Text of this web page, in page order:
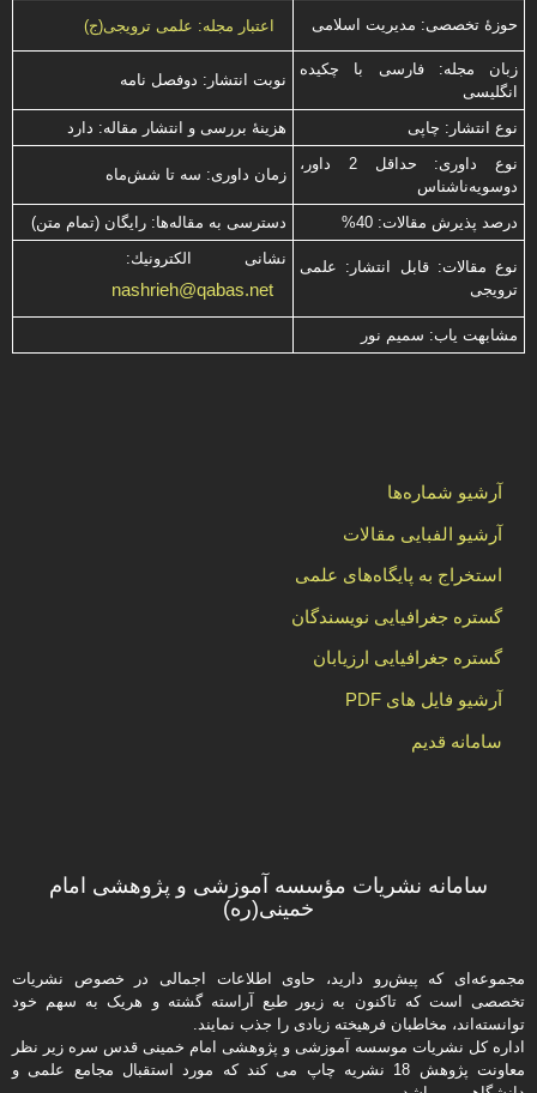
حوزۀ تخصصی: مدیریت اسلامی اعتبار مجله: علمی ترویجی(ج)
زبان مجله: فارسی با چكیده
انگلیسی
نوبت انتشار: دوفصل نامه
نوع انتشار: چاپی
هزینۀ بررسی و انتشار مقاله: دارد
نوع داوری: حداقل 2 داور،
دوسویه‌ناشناس
زمان داوری: سه تا شش‌ماه
درصد پذیرش مقالات: 40% دسترسی به مقاله‌ها: رایگان (تمام متن)
نوع مقالات: قابل انتشار: علمی
ترویجی
نشانی الكترونیك:
nashrieh@qabas.net
مشابهت ياب: سميم نور
آرشیو شماره‌ها
آرشیو الفبایی مقالات
استخراج به پایگاه‌های علمی
گستره جغرافیایی نویسندگان
گستره جغرافیایی ارزیابان
آرشیو فایل های PDF
سامانه قدیم
سامانه نشریات مؤسسه آموزشی و پژوهشی امام
خمینی(ره)
مجموعه‌ای که پیش‌رو دارید،‌ حاوی اطلاعات اجمالی در خصوص نشریات
تخصصی است که تاکنون به زیور طبع آراسته گشته و هریک به سهم خود
توانسته‌اند، مخاطبان فرهیخته‌ زیادی را جذب نمایند.
اداره كل نشریات موسسه آموزشی و پژوهشی امام خمینی قدس سره زیر نظر
معاونت پژوهش 18 نشریه چاپ می کند که مورد استقبال مجامع علمی و